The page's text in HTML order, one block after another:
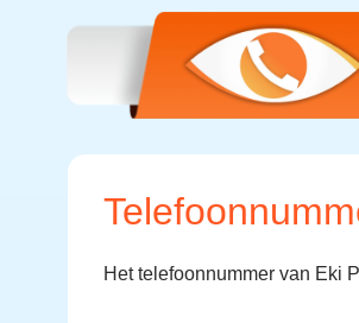
Het telefoonnummer van Eki